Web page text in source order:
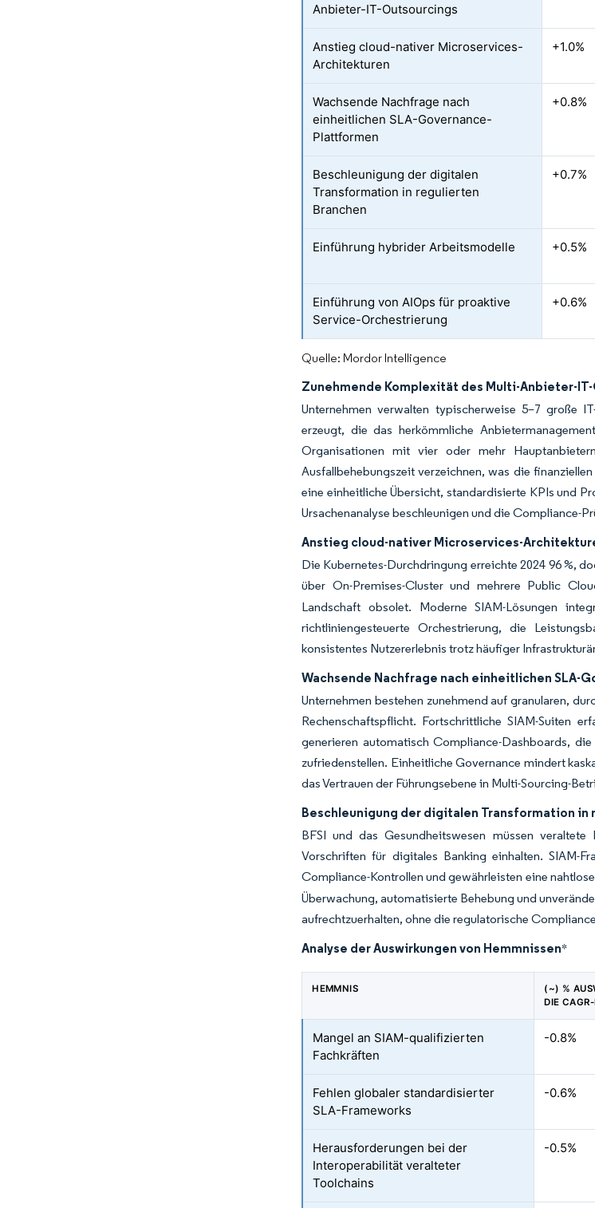
Anbieter-IT-Outsourcings
Anstieg cloud-nativer Microservices-
Architekturen
+1.0%
Wachsende Nachfrage nach
einheitlichen SLA-Governance-
Plattformen
+0.8%
Beschleunigung der digitalen
Transformation in regulierten
Branchen
+0.7%
Einführung hybrider Arbeitsmodelle +0.5%
Einführung von AIOps für proaktive
Service-Orchestrierung
+0.6%
Quelle: Mordor Intelligence
Zunehmende Komplexität des Multi-Anbieter-
Unternehmen verwalten typischerweise 5–7 große
erzeugt, die das herkömmliche
Organisationen mit vier oder mehr
Ausfallbehebungszeit verzeichnen, was die
eine einheitliche Übersicht, standardisierte KPIs und
Ursachenanalyse beschleunigen und die Compliance-
Anstieg cloud-nativer Microservices-
Die Kubernetes-Durchdringung erreichte 2024 96 %,
über On-Premises-Cluster und mehrere Public
Landschaft obsolet. Moderne SIAM-Lösungen
richtliniengesteuerte Orchestrierung, die
konsistentes Nutzererlebnis trotz häufiger
Wachsende Nachfrage nach einheitlichen SLA-
Unternehmen bestehen zunehmend auf granularen,
Rechenschaftspflicht. Fortschrittliche SIAM-Suiten
generieren automatisch Compliance-Dashboards,
zufriedenstellen. Einheitliche Governance mindert
das Vertrauen der Führungsebene in Multi-Sourcing-
Beschleunigung der digitalen Transformation in
BFSI und das Gesundheitswesen müssen
Vorschriften für digitales Banking einhalten. SIAM-
Compliance-Kontrollen und gewährleisten eine
Überwachung, automatisierte Behebung und
aufrechtzuerhalten, ohne die regulatorische
Analyse der Auswirkungen von Hemmnissen*
HEMMNIS
(~) %
DIE
Mangel an SIAM-qualifizierten
Fachkräften
-0.8%
Fehlen globaler standardisierter
SLA-Frameworks
-0.6%
Herausforderungen bei der
Interoperabilität veralteter
Toolchains
-0.5%